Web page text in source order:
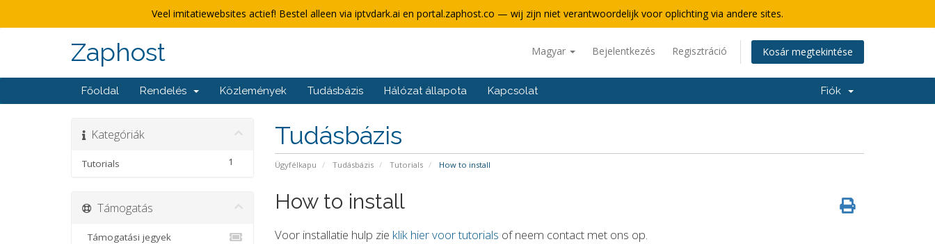
Veel imitatiewebsites actief! Bestel alleen via iptvdark.ai en portal.zaphost.co — wij zijn niet verantwoordelijk voor oplichting via andere sites.
Magyar Bejelentkezés Regisztráció Kosár megtekintése
Zaphost
Főoldal Rendelés Közlemények Tudásbázis Hálózat állapota Kapcsolat Fiók
Tudásbázis
Ügyfélkapu Tudásbázis Tutorials How to install
Kategóriák
1
Tutorials
How to install
Voor installatie hulp zie klik hier voor tutorials of neem contact met ons op.
Támogatás
Támogatási jegyek